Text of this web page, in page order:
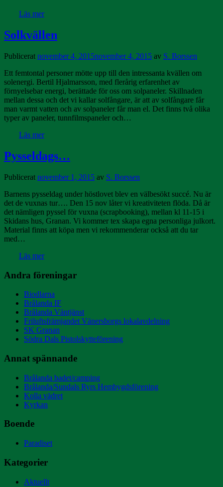
Läs mer
Solkvällen
Publicerat november 4, 2015november 4, 2015 av S. Borssen
Ett femtontal personer mötte upp till den intressanta kvällen om
solenergi. Bertil Hjalmarsson, med flerårig erfarenhet av
förnyelsebar energi, berättade för oss om solpaneler. Skillnaden
mellan dessa och det vi kallar solfångare, är att av solfångare får
man varmt vatten och av solpaneler får man el. Det finns två olika
typer av paneler, tunnfilmspaneler och…
Läs mer
Pysseldags…
Publicerat november 1, 2015 av S. Borssen
Barnens pysseldag under höstlovet blev en välbesökt succé. Nu är
det de vuxnas tur…. Den 15 nov låter vi kreativiteten flöda. Då är
det nämligen pyssel för vuxna (scrapbooking), mellan kl 11-15 i
Skidans hus, Granan. Vi kommer tex skapa egna personliga julkort.
Material finns att köpa men vi rekommenderar också att du tar
med…
Läs mer
Andra föreningar
Biodlarna
Brålanda IF
Brålanda Väntjänst
Friluftsfrämjandet Vänersborgs lokalavdelning
SK Granan
Södra Dals Pistolskytteförening
Annat spännande
Brålanda badet/camping
Brålanda/Sundals Ryrs Hembygdsförening
Kolla vädret
Kyrkan
Boende
Paradiset
Kategorier
Aktuellt